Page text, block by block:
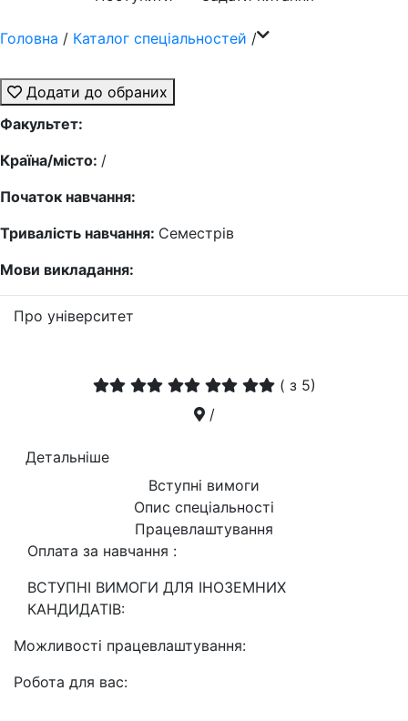
Головна / Каталог спеціальностей /
Додати до обраних
Факультет:
Країна/місто: /
Початок навчання:
Тривалість навчання: Семестрів
Мови викладання:
Про університет
( з 5)
/
Детальніше
Вступні вимоги
Опис спеціальності
Працевлаштування
Оплата за навчання :
ВСТУПНІ ВИМОГИ ДЛЯ ІНОЗЕМНИХ
КАНДИДАТІВ:
Можливості працевлаштування:
Робота для вас: